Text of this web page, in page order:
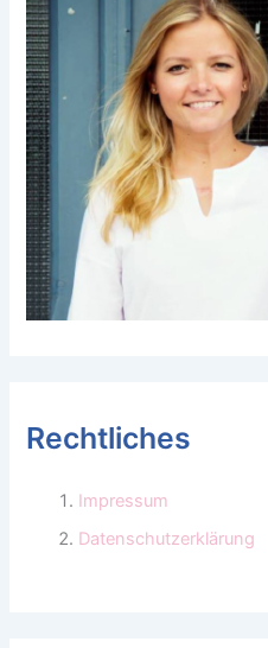
Rechtliches
Impressum
Datenschutzerklärung